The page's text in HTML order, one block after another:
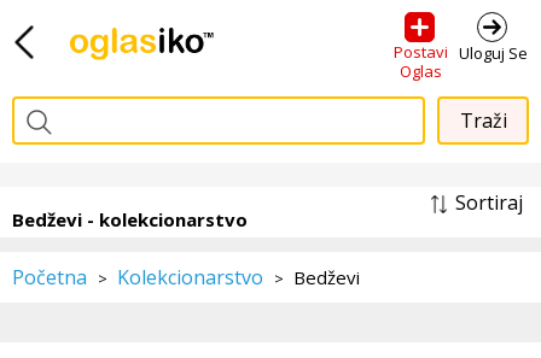
Postavi
Oglas
Uloguj Se
Sortiraj
Bedževi - kolekcionarstvo
Početna > Kolekcionarstvo > Bedževi